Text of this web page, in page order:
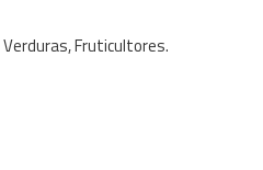
Verduras,Fruticultores.